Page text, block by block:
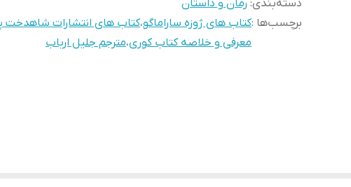
دسته‌بندی: رمان و داستان
برچسب‌ها :کتاب های ژوزه ساراماگو،کتاب های انتشارات شاهدخت
معرفی و خلاصه کتاب کوری،مترجم جلیل ارباب